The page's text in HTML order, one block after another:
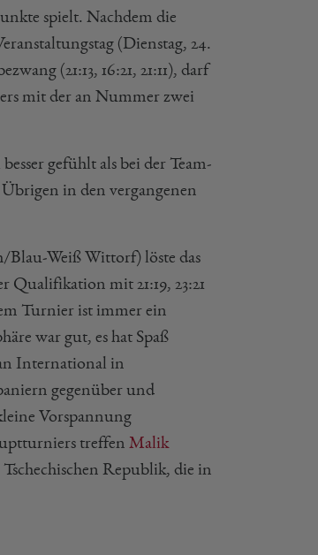
spielt. Nachdem die
(Dienstag, 24.
(21:13, 16:21, 21:11), darf
mit der an Nummer zwei
gefühlt als bei der Team-
in den vergangenen
Blau-Weiß Wittorf) löste das
mit 21:19, 23:21
Turnier ist immer ein
war gut, es hat Spaß
International in
gegenüber und
Vorspannung
treffen Malik
Republik, die in